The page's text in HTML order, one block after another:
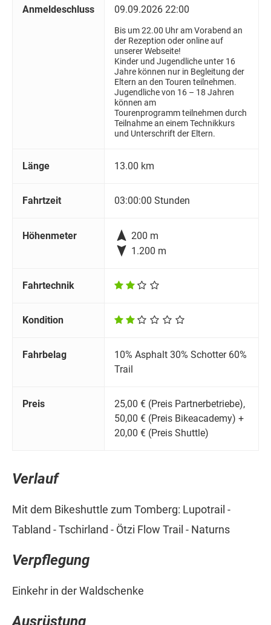
Anmeldeschluss 09.09.2026 22:00
Bis um 22.00 Uhr am Vorabend an
der Rezeption oder online auf
unserer Webseite!
Kinder und Jugendliche unter 16
Jahre können nur in Begleitung der
Eltern an den Touren teilnehmen.
Jugendliche von 16 – 18 Jahren
können am
Tourenprogramm teilnehmen durch
Teilnahme an einem Technikkurs
und Unterschrift der Eltern.
Länge 13.00 km
Fahrtzeit 03:00:00 Stunden
Höhenmeter  200 m
 1.200 m
Fahrtechnik
Kondition
Fahrbelag
10% Asphalt 30% Schotter 60%
Trail
Preis
25,00 € (Preis Partnerbetriebe),
50,00 € (Preis Bikeacademy) +
20,00 € (Preis Shuttle)
Verlauf
Mit dem Bikeshuttle zum Tomberg: Lupotrail -
Tabland - Tschirland - Ötzi Flow Trail - Naturns
Verpflegung
Einkehr in der Waldschenke
Ausrüstung